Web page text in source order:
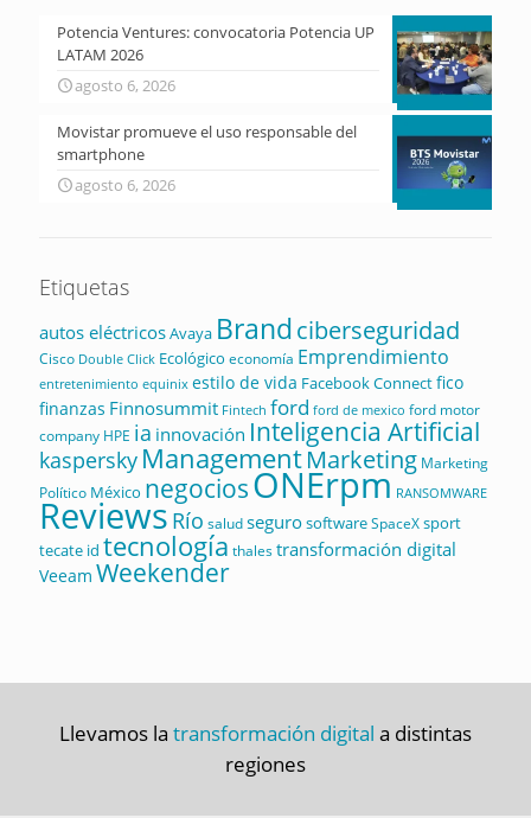
Potencia Ventures: convocatoria Potencia UP
LATAM 2026
agosto 6, 2026
Movistar promueve el uso responsable del
smartphone
agosto 6, 2026
Etiquetas
autos eléctricosAvaya Brandciberseguridad
Cisco Double Click Ecológico economía Emprendimiento
entretenimiento equinix estilo de vida Facebook Connectfico
finanzas Finnosummit Fintech ford ford de mexico ford motor
company HPE ia innovación Inteligencia Artificial
kaspersky ManagementMarketing Marketing
Político México negociosONErpm RANSOMWARE
Reviews Río saludsegurosoftwareSpaceXsport
tecate id tecnología thalestransformación digital
Veeam Weekender
Llevamos la transformación digital a distintas
regiones